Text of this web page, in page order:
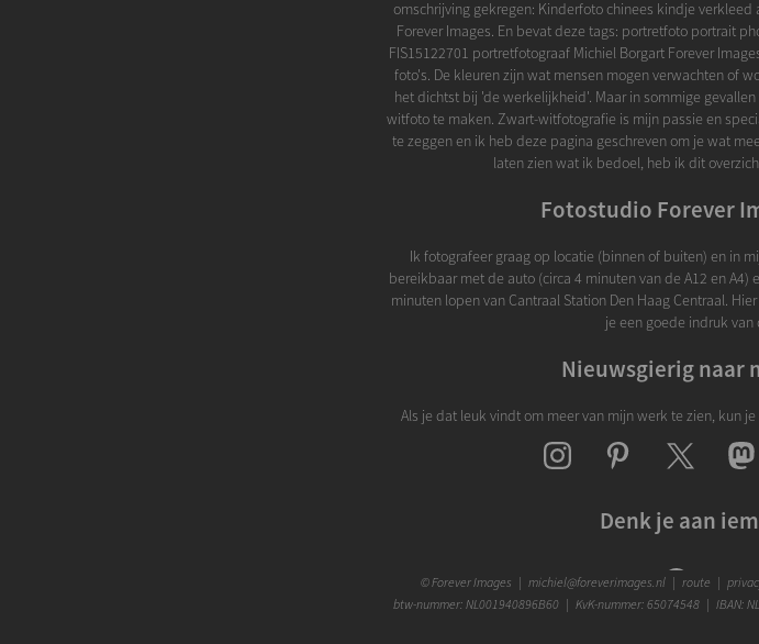
omschrijving gekregen: Kinderfoto chinees kindje
Forever Images. En bevat deze tags: portretfoto portrait
FIS15122701 portretfotograaf Michiel Borgart Forever
foto's. De kleuren zijn wat mensen mogen verwachten of
het dichtst bij 'de werkelijkheid'. Maar in sommige
witfoto te maken. Zwart-witfotografie is mijn passie en
te zeggen en ik heb deze pagina geschreven om je wat
laten zien wat ik bedoel, heb ik dit
Fotostudio Forever
Ik fotografeer graag op locatie (binnen of buiten) en in
bereikbaar met de auto (circa 4 minuten van de A12 en
minuten lopen van Cantraal Station Den Haag Centraal.
je een goede indruk
Nieuwsgierig naar
Als je dat leuk vindt om meer van mijn werk te zien, kun
Denk je aan
©Forever Images | michiel@foreverimages.nl | route |
btw-nummer: NL001940896B60 | KvK-nummer: 65074548 | IBAN: